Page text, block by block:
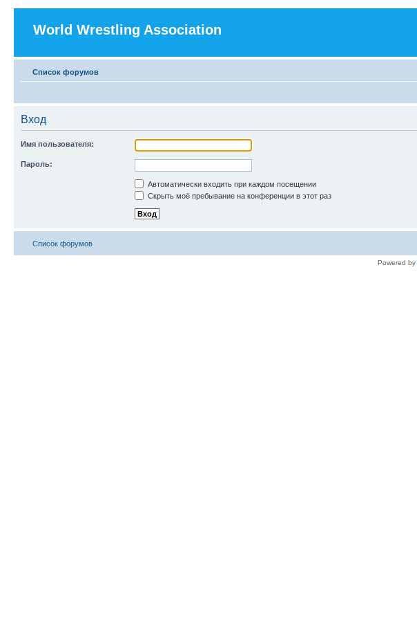
World Wrestling Association
Список форумов
Вход
Имя пользователя:
Пароль:
Автоматически входить при каждом посещении
Скрыть моё пребывание на конференции в этот раз
Список форумов
Powered by